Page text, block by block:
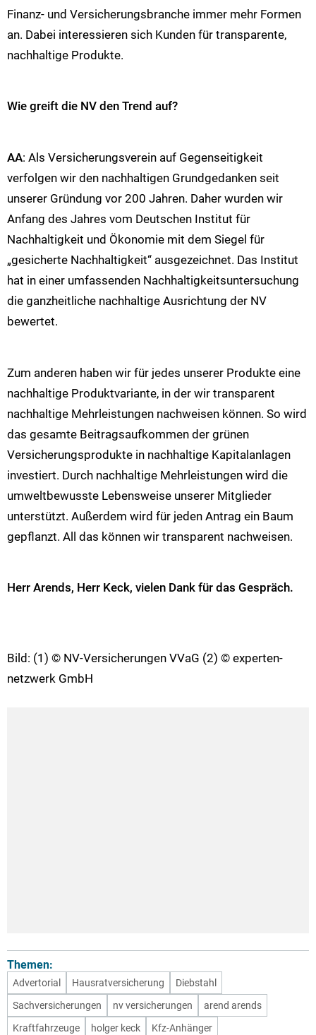
Finanz- und Versicherungsbranche immer mehr Formen
an. Dabei interessieren sich Kunden für transparente,
nachhaltige Produkte.
Wie greift die NV den Trend auf?
AA: Als Versicherungsverein auf Gegenseitigkeit
verfolgen wir den nachhaltigen Grundgedanken seit
unserer Gründung vor 200 Jahren. Daher wurden wir
Anfang des Jahres vom Deutschen Institut für
Nachhaltigkeit und Ökonomie mit dem Siegel für
„gesicherte Nachhaltigkeit“ ausgezeichnet. Das Institut
hat in einer umfassenden Nachhaltigkeitsuntersuchung
die ganzheitliche nachhaltige Ausrichtung der NV
bewertet.
Zum anderen haben wir für jedes unserer Produkte eine
nachhaltige Produktvariante, in der wir transparent
nachhaltige Mehrleistungen nachweisen können. So wird
das gesamte Beitragsaufkommen der grünen
Versicherungsprodukte in nachhaltige Kapitalanlagen
investiert. Durch nachhaltige Mehrleistungen wird die
umweltbewusste Lebensweise unserer Mitglieder
unterstützt. Außerdem wird für jeden Antrag ein Baum
gepflanzt. All das können wir transparent nachweisen.
Herr Arends, Herr Keck, vielen Dank für das Gespräch.
Bild: (1) © NV-Versicherungen VVaG (2) © experten-
netzwerk GmbH
Themen:
Advertorial Hausratversicherung
Diebstahl
Sachversicherungen
nv versicherungen
arend arends
Kraftfahrzeuge
holger keck
Kfz-Anhänger